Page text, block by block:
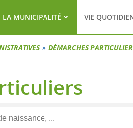
LA MUNICIPALITÉ VIE
DÉMARCHES